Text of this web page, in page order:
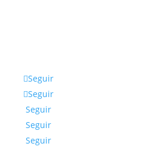
Seguir
Seguir
Seguir
Seguir
Seguir